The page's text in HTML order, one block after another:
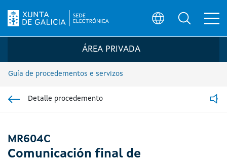
Logo da Sede electrónica da Xunta de
ÁREA PRIVADA
Guía de procedementos e servizos
Detalle procedemento
MR604C
Comunicación final de